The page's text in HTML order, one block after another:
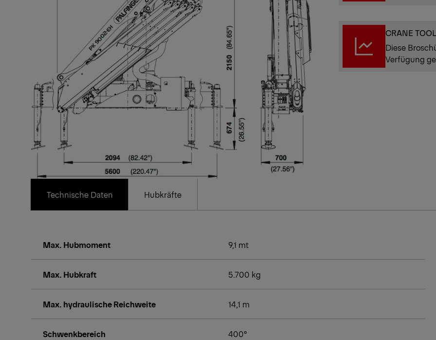
CRANE
Diese
Verfügung
Technische Daten Hubkräfte
Max. Hubmoment 9,1 mt
Max. Hubkraft 5.700 kg
Max. hydraulische Reichweite 14,1 m
Schwenkbereich 400°